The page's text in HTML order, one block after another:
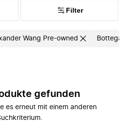
Filter
Wang Pre-owned Bottega
gefunden
es erneut mit einem anderen